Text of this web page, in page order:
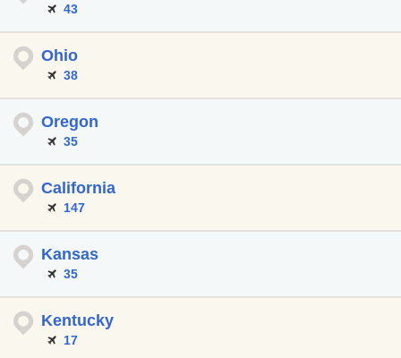
43
Ohio
38
Oregon
35
California
147
Kansas
35
Kentucky
17